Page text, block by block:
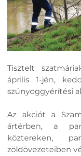
Tisztelt
április 1-jén,
szúnyoggyérítési
Az akciót a
ártérben, a
köztereken,
zöldövezeteiben